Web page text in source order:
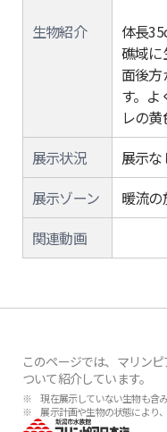
生物紹介
体長
礁域に
面後
す。よ
レの黄
展示状況
展示な
展示ゾーン
暖流の
関連動画
このページでは、マリン
ついて紹介しています。
※ 現在展示していない生物も含み
※ 展示計画や生物の状態により、